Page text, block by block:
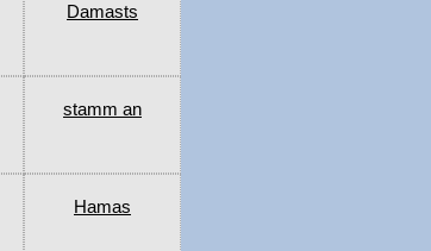
Damasts
stamm an
Hamas